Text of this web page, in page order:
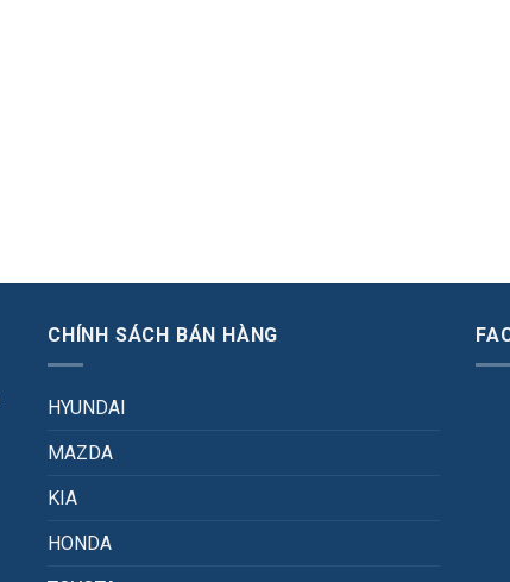
CHÍNH SÁCH BÁN HÀNG
HYUNDAI
MAZDA
KIA
HONDA